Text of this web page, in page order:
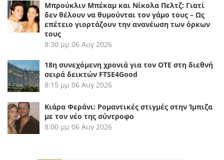
Μπρούκλιν Μπέκαμ και Νίκολα Πελτζ: Γιατί
δεν θέλουν να θυμούνται τον γάμο τους – Ως
επέτειο γιορτάζουν την ανανέωση των όρκων
τους
8:30 μμ 06 Αυγ 2026
18η συνεχόμενη χρονιά για τον ΟΤΕ στη διεθνή
σειρά δεικτών FTSE4Good
8:15 μμ 06 Αυγ 2026
Κιάρα Φεράνι: Ρομαντικές στιγμές στην Ίμπιζα
με τον νέο της σύντροφο
8:00 μμ 06 Αυγ 2026